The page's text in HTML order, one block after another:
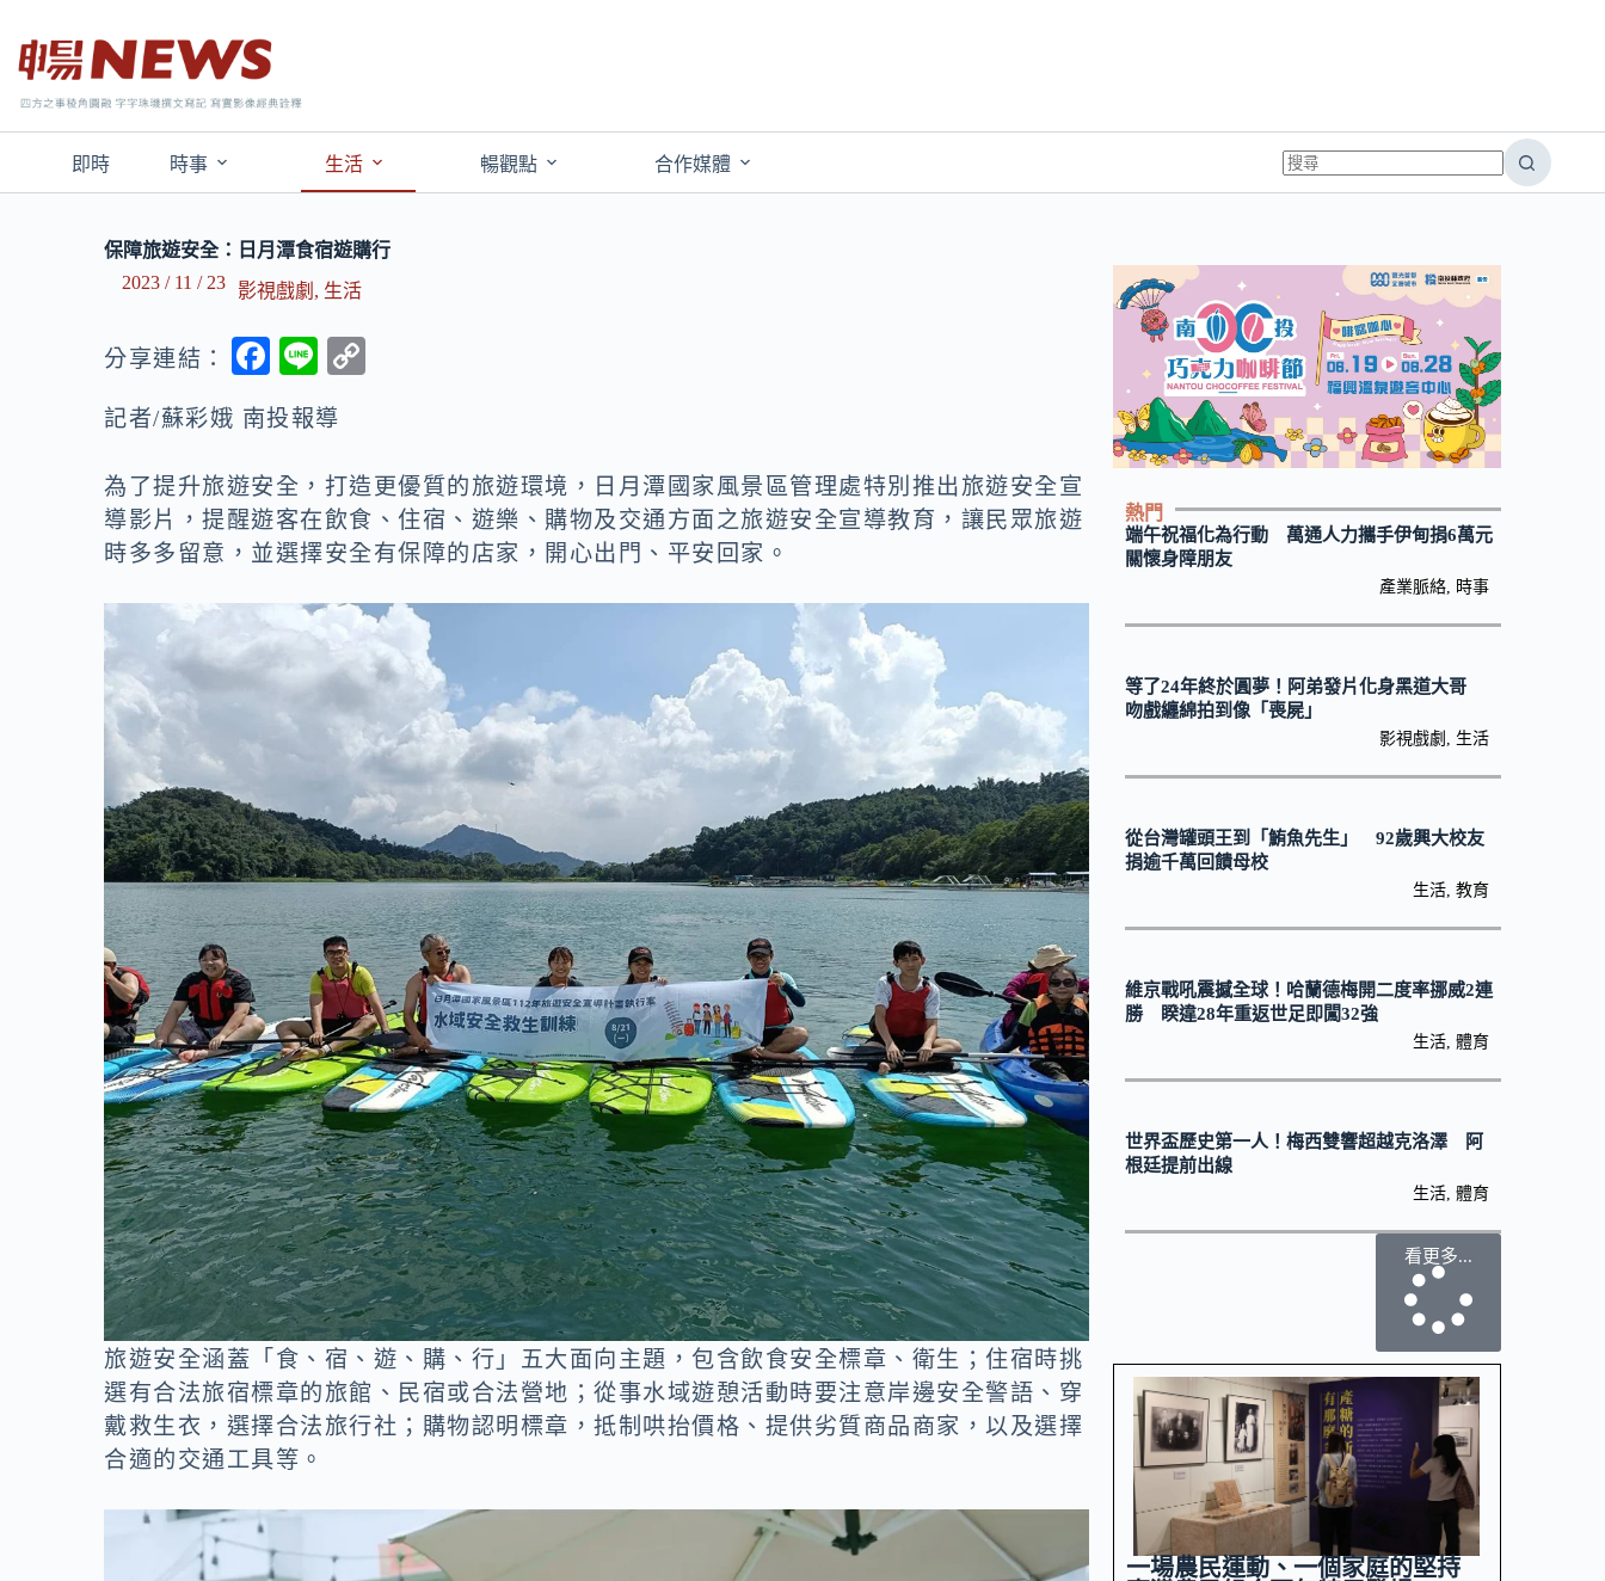
即時 時事 生活 暢觀點 合作媒體
保障旅遊安全：日月潭食宿遊購行
2023 / 11 / 23
影視戲劇 , 生活
分享連結：
F
e
b
o
o
Li
e
y
Li
n
記者/蘇彩娥 南投報導
為了提升旅遊安全，打造更優質的旅遊環境，日月潭國家風景區管理處特別推出旅遊安全宣
導影片，提醒遊客在飲食、住宿、遊樂、購物及交通方面之旅遊安全宣導教育，讓民眾旅遊
時多多留意，並選擇安全有保障的店家，開心出門、平安回家。
旅遊安全涵蓋「食、宿、遊、購、行」五大面向主題，包含飲食安全標章、衛生；住宿時挑
選有合法旅宿標章的旅館、民宿或合法營地；從事水域遊憩活動時要注意岸邊安全警語、穿
戴救生衣，選擇合法旅行社；購物認明標章，抵制哄抬價格、提供劣質商品商家，以及選擇
合適的交通工具等。
熱門
端午祝福化為行動 萬通人力攜手伊甸捐6萬元
關懷身障朋友
產業脈絡, 時事
等了24年終於圓夢！阿弟發片化身黑道大哥
吻戲纏綿拍到像「喪屍」
影視戲劇 , 生活
從台灣罐頭王到「鮪魚先生」 92歲興大校友
捐逾千萬回饋母校
生活, 教育
維京戰吼震撼全球！哈蘭德梅開二度率挪威2連
勝 睽違28年重返世足即闖32強
生活, 體育
世界盃歷史第一人！梅西雙響超越克洛澤 阿
根廷提前出線
生活, 體育
看更多...
一場農民運動、一個家庭的堅持